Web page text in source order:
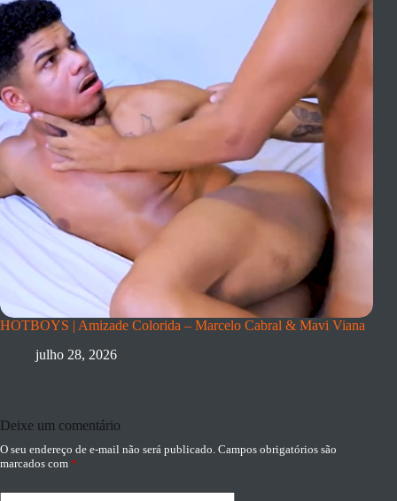
HOTBOYS | Amizade Colorida – Marcelo Cabral & Mavi Viana
julho 28, 2026
Deixe um comentário
O seu endereço de e-mail não será publicado. Campos obrigatórios são
marcados com *